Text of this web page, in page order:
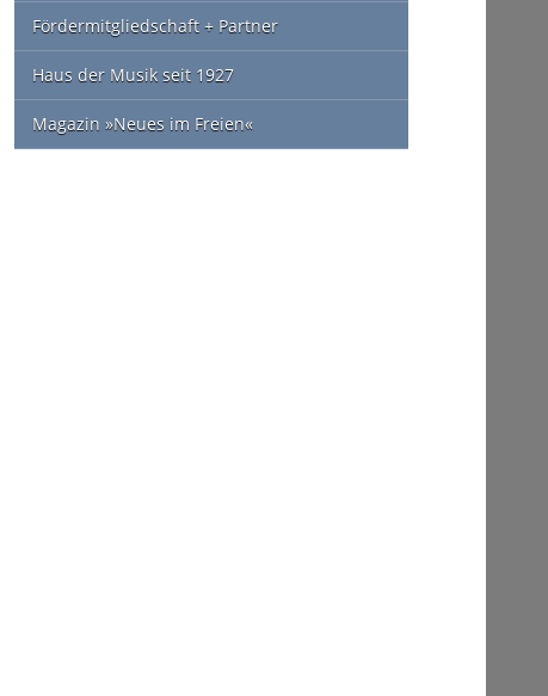
Fördermitgliedschaft + Partner
Haus der Musik seit 1927
Magazin »Neues im Freien«